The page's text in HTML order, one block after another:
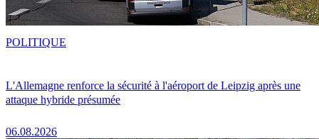
L'Allemagne renforce la sécurité à l'aéroport de Leipzig après une
attaque hybride présumée
06.08.2026
POLITIQUE